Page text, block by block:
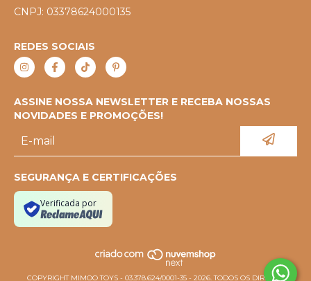
CNPJ: 03378624000135
REDES SOCIAIS
ASSINE NOSSA NEWSLETTER E RECEBA NOSSAS
NOVIDADES E PROMOÇÕES!
SEGURANÇA E CERTIFICAÇÕES
Verificada por
COPYRIGHT MIMOO TOYS - 03.378.624/0001-35 - 2026. TODOS OS DIREITOS